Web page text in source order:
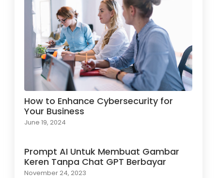
How to Enhance Cybersecurity for
Your Business
June 19, 2024
Prompt AI Untuk Membuat Gambar
Keren Tanpa Chat GPT Berbayar
November 24, 2023